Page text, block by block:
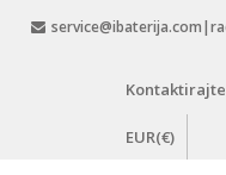
EUR(€)